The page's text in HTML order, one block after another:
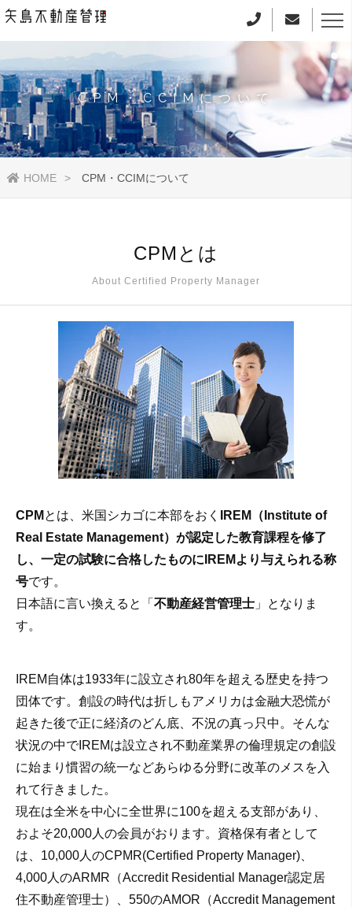
CPM・CCIMについて
HOME CPM・CCIMについて
CPMとは
About Certified Property Manager
CPM とは、米国シカゴに本部をおく
IREM（Institute of
Real Estate Management）が認定した教育課程を修了
し、一定の試験に合格したものにIREMより与えられる称
号です。
日本語に言い換えると「 不動産経営管理士 」となりま
す。
IREM自体は1933年に設立され80年を超える歴史を持つ
団体です。創設の時代は折しもアメリカは金融大恐慌が
起きた後で正に経済のどん底、不況の真っ只中。そんな
状況の中でIREMは設立され不動産業界の倫理規定の創設
に始まり慣習の統一などあらゆる分野に改革のメスを入
れて行きました。
現在は全米を中心に全世界に100を超える支部があり、
およそ20,000人の会員がおります。資格保有者として
は、10,000人のCPMR(Certified Property Manager)、
4,000人のARMR（Accredit Residential Manager認定居
住不動産管理士）、550のAMOR（Accredit Management